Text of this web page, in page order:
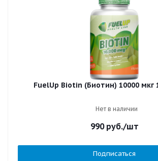
FuelUp Biotin (Биотин) 10000 мкг
Нет в наличии
990руб./шт
Подписаться